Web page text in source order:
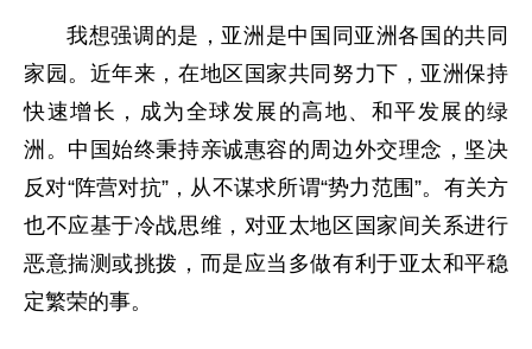
我想强调的是，亚洲是中国同亚洲各国的共同
家园。近年来，在地区国家共同努力下，亚洲保持
快速增长，成为全球发展的高地、和平发展的绿
洲。中国始终秉持亲诚惠容的周边外交理念，坚决
反对“阵营对抗”，从不谋求所谓“势力范围”。有关方
也不应基于冷战思维，对亚太地区国家间关系进行
恶意揣测或挑拨，而是应当多做有利于亚太和平稳
定繁荣的事。